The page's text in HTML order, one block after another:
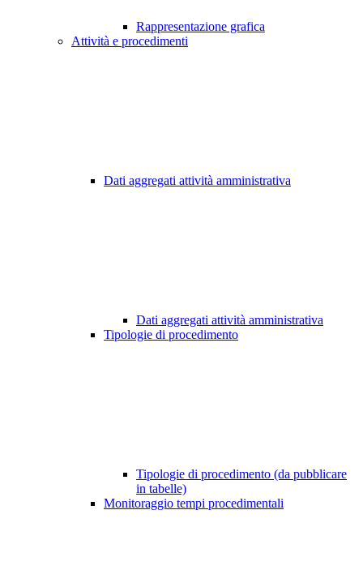
Rappresentazione grafica
Attività e procedimenti
Dati aggregati attività amministrativa
Dati aggregati attività amministrativa
Tipologie di procedimento
Tipologie di procedimento (da pubblicare
in tabelle)
Monitoraggio tempi procedimentali